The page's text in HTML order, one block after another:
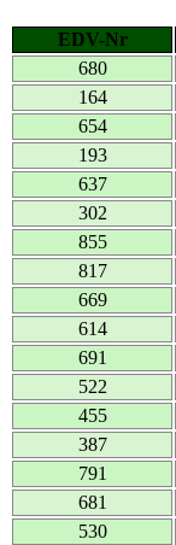
EDV-Nr
680
164
654
193
637
302
855
817
669
614
691
522
455
387
791
681
530